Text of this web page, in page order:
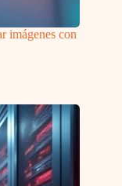
imágenes con